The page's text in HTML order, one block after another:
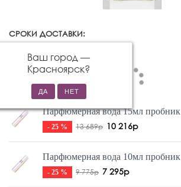
СРОКИ ДОСТАВКИ:
Ваш город —
Красноярск?
Парфюмерная вода 15мл пробник
- 25 % 13 689р 10 216р
Парфюмерная вода 10мл пробник
- 25 % 9 775р 7 295р